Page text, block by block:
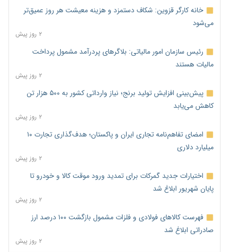
خانه کارگر قزوین: شکاف دستمزد و هزینه معیشت هر روز عمیق‌تر
می‌شود
۲ روز پیش
رئیس سازمان امور مالیاتی: بلاگرهای پردرآمد مشمول پرداخت
مالیات هستند
۲ روز پیش
پیش‌بینی افزایش تولید برنج؛ نیاز وارداتی کشور به ۵۰۰ هزار تن
کاهش می‌یابد
۲ روز پیش
امضای تفاهم‌نامه تجاری ایران و پاکستان؛ هدف‌گذاری تجارت ۱۰
میلیارد دلاری
۲ روز پیش
اختیارات جدید گمرکات برای تمدید ورود موقت کالا و خودرو تا
پایان شهریور ابلاغ شد
۲ روز پیش
فهرست کالاهای فولادی و فلزات مشمول بازگشت ۱۰۰ درصد ارز
صادراتی ابلاغ شد
۲ روز پیش